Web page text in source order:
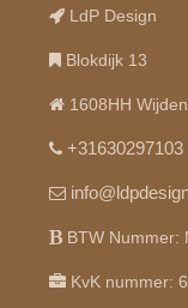
LdP Design
Blokdijk 13
1608HH
+31630297103
BTW Nummer:
KvK nummer: